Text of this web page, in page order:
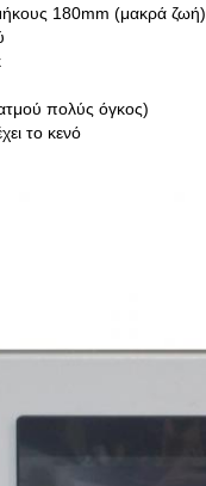
180mm (μακρά ζωή)
πολύς όγκος)
το κενό